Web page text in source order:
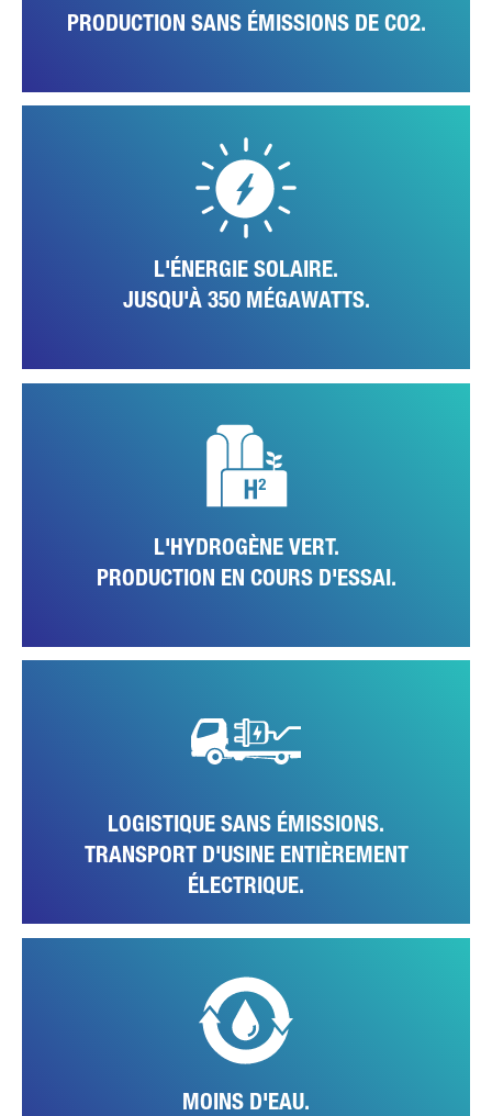
PRODUCTION SANS ÉMISSIONS DE CO2.
L'ÉNERGIE SOLAIRE.
JUSQU'À 350 MÉGAWATTS.
Grâce à sa situation géographique, le district de Santarém étant l'une
des régions les plus ensoleillées du Portugal, les conditions sont
idéales pour la production d'énergie solaire à Tramagal. Actuellement,
1.200 panneaux solaires installés sur les toits des halls et autres
surfaces appropriées du site produisent jusqu'à 350 mégawatts par
an. À l'avenir, ce chiffre devrait atteindre 600 mégawatts.
L'HYDROGÈNE VERT.
PRODUCTION EN COURS D'ESSAI.
Outre l'extension des installations solaires, l'usine teste également
des technologies de production locale d'hydrogène vert. Utilisé
comme moyen de stockage de l'électricité solaire produite, il pourrait
à l'avenir remplacer progressivement la consommation de gaz
LOGISTIQUE SANS ÉMISSIONS.
TRANSPORT D'USINE ENTIÈREMENT
ÉLECTRIQUE.
eCanter à propulsion entièrement électrique, l'usine convertit
également l'ensemble de son parc logistique et de stockage interne à
des véhicules électriques sans émissions locales.
MOINS D'EAU.
La réduction de la consommation d'eau est un autre thème de
durabilité sur lequel le site s'est penché avec succès : Une nouvelle
installation de traitement de l'eau appartenant au site traite déjà plus
de 60 pour cent de l'eau industrielle et la réintroduit dans le cycle de
production. Parallèlement, une collecte optimisée des eaux de pluie